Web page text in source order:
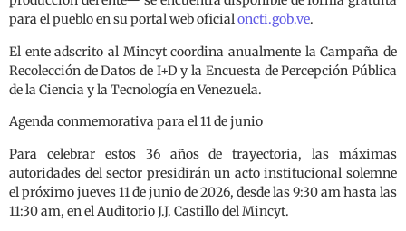
para el pueblo en su portal web oficialoncti.gob.ve.
El ente adscrito al Mincyt coordina anualmente la Campaña de
Recolección de Datos de I+D y la Encuesta de Percepción Pública
de la Ciencia y la Tecnología en Venezuela.
Agenda conmemorativa para el 11 de junio
Para celebrar estos 36 años de trayectoria, las máximas
autoridades del sector presidirán un acto institucional solemne
el próximo jueves 11 de junio de 2026, desde las 9:30 am hasta las
11:30 am, en el Auditorio J.J. Castillo del Mincyt.